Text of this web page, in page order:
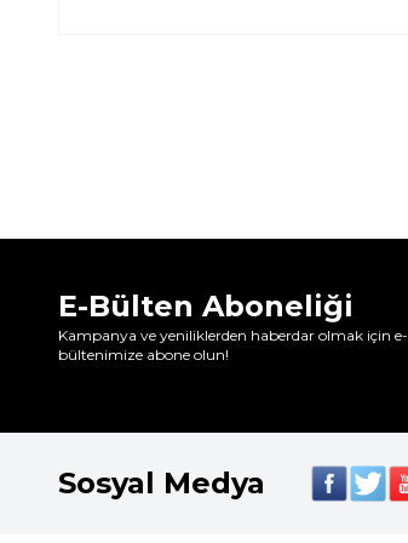
E-Bülten Aboneliği
Kampanya ve yeniliklerden haberdar olmak için e-
bültenimize abone olun!
Sosyal Medya